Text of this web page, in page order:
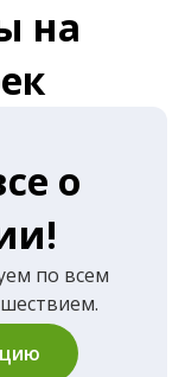
на
о
по всем